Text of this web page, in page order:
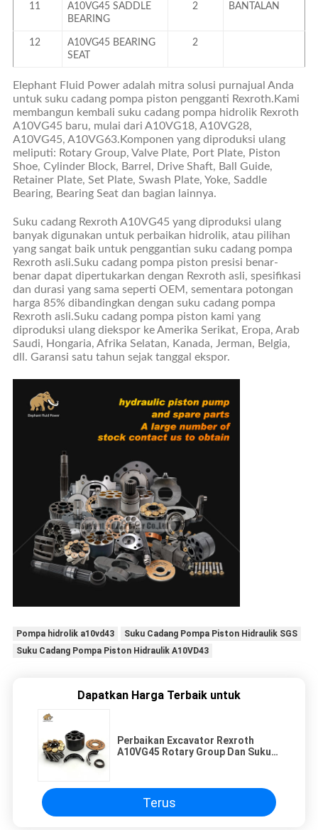
11
A10VG45 SADDLE
BEARING
2 BANTALAN
12
A10VG45 BEARING
SEAT
2
Elephant Fluid Power adalah mitra solusi purnajual Anda
untuk suku cadang pompa piston pengganti Rexroth.Kami
membangun kembali suku cadang pompa hidrolik Rexroth
A10VG45 baru, mulai dari A10VG18, A10VG28,
A10VG45, A10VG63.Komponen yang diproduksi ulang
meliputi: Rotary Group, Valve Plate, Port Plate, Piston
Shoe, Cylinder Block, Barrel, Drive Shaft, Ball Guide,
Retainer Plate, Set Plate, Swash Plate, Yoke, Saddle
Bearing, Bearing Seat dan bagian lainnya.
Suku cadang Rexroth A10VG45 yang diproduksi ulang
banyak digunakan untuk perbaikan hidrolik, atau pilihan
yang sangat baik untuk penggantian suku cadang pompa
Rexroth asli.Suku cadang pompa piston presisi benar-
benar dapat dipertukarkan dengan Rexroth asli, spesifikasi
dan durasi yang sama seperti OEM, sementara potongan
harga 85% dibandingkan dengan suku cadang pompa
Rexroth asli.Suku cadang pompa piston kami yang
diproduksi ulang diekspor ke Amerika Serikat, Eropa, Arab
Saudi, Hongaria, Afrika Selatan, Kanada, Jerman, Belgia,
dll. Garansi satu tahun sejak tanggal ekspor.
Pompa hidrolik a10vd43
Suku Cadang Pompa Piston Hidraulik SGS
Suku Cadang Pompa Piston Hidraulik A10VD43
Dapatkan Harga Terbaik untuk
Perbaikan Excavator Rexroth
A10VG45 Rotary Group Dan Suku
Terus